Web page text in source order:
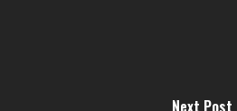
Next Post